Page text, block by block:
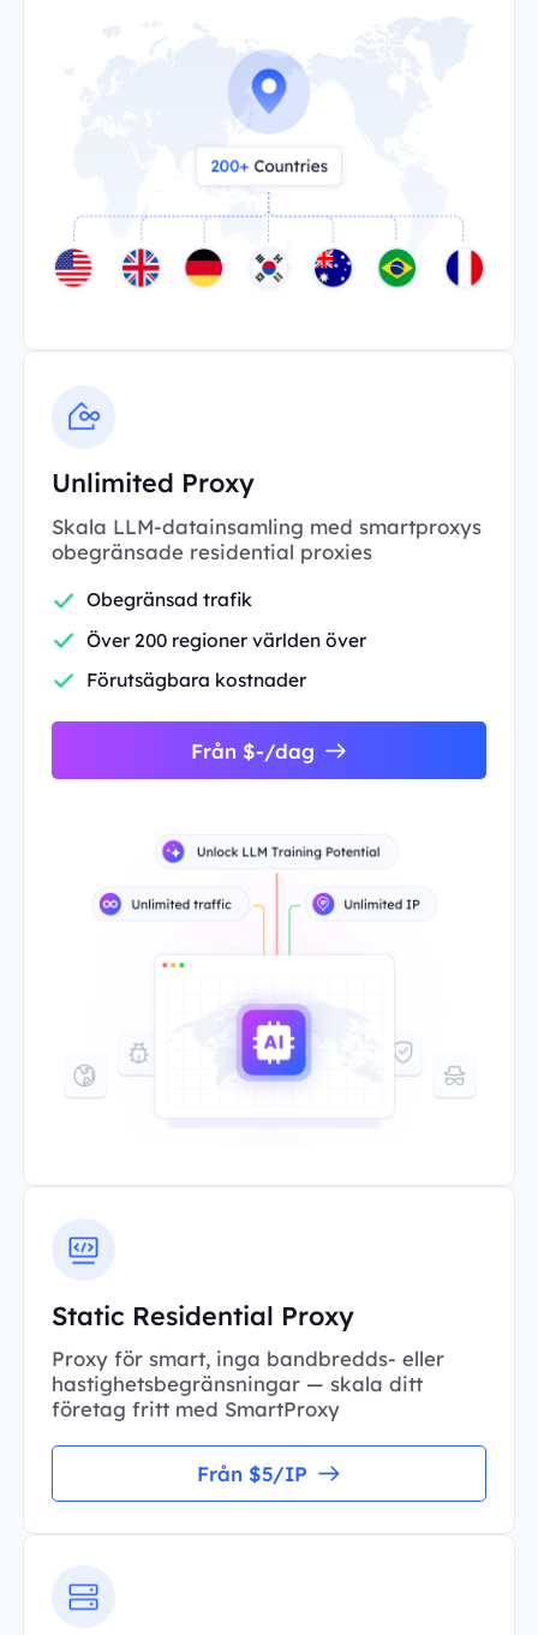
Unlimited Proxy
Skala LLM-datainsamling med smartproxys
obegränsade residential proxies
Obegränsad trafik
Över 200 regioner världen över
Förutsägbara kostnader
Från $-/dag
Static Residential Proxy
Proxy för smart, inga bandbredds- eller
hastighetsbegränsningar — skala ditt
företag fritt med SmartProxy
Från $5/IP